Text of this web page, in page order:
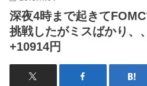
深夜4時まで起きて
挑戦したがミスばかり、
+10914円